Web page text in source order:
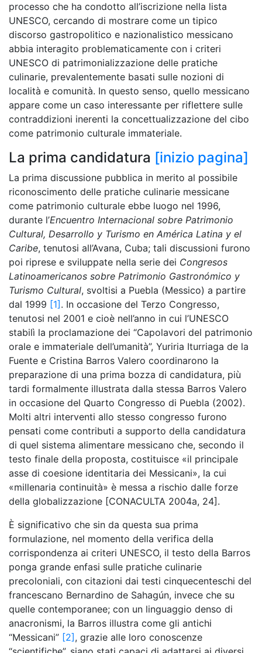
processo che ha condotto all’iscrizione nella lista
UNESCO, cercando di mostrare come un tipico
discorso gastropolitico e nazionalistico messicano
abbia interagito problematicamente con i criteri
UNESCO di patrimonializzazione delle pratiche
culinarie, prevalentemente basati sulle nozioni di
località e comunità. In questo senso, quello messicano
appare come un caso interessante per riflettere sulle
contraddizioni inerenti la concettualizzazione del cibo
come patrimonio culturale immateriale.
La prima candidatura [inizio pagina]
La prima discussione pubblica in merito al possibile
riconoscimento delle pratiche culinarie messicane
come patrimonio culturale ebbe luogo nel 1996,
durante l’Encuentro Internacional sobre Patrimonio
Cultural, Desarrollo y Turismo en América Latina y el
Caribe, tenutosi all’Avana, Cuba; tali discussioni furono
poi riprese e sviluppate nella serie dei Congresos
Latinoamericanos sobre Patrimonio Gastronómico y
Turismo Cultural, svoltisi a Puebla (Messico) a partire
dal 1999 [1] . In occasione del Terzo Congresso,
tenutosi nel 2001 e cioè nell’anno in cui l’UNESCO
stabilì la proclamazione dei “Capolavori del patrimonio
orale e immateriale dell’umanità”, Yuriria Iturriaga de la
Fuente e Cristina Barros Valero coordinarono la
preparazione di una prima bozza di candidatura, più
tardi formalmente illustrata dalla stessa Barros Valero
in occasione del Quarto Congresso di Puebla (2002).
Molti altri interventi allo stesso congresso furono
pensati come contributi a supporto della candidatura
di quel sistema alimentare messicano che, secondo il
testo finale della proposta, costituisce «il principale
asse di coesione identitaria dei Messicani», la cui
«millenaria continuità» è messa a rischio dalle forze
della globalizzazione [CONACULTA 2004a, 24].
È significativo che sin da questa sua prima
formulazione, nel momento della verifica della
corrispondenza ai criteri UNESCO, il testo della Barros
ponga grande enfasi sulle pratiche culinarie
precoloniali, con citazioni dai testi cinquecenteschi del
francescano Bernardino de Sahagún, invece che su
quelle contemporanee; con un linguaggio denso di
anacronismi, la Barros illustra come gli antichi
“Messicani” [2] , grazie alle loro conoscenze